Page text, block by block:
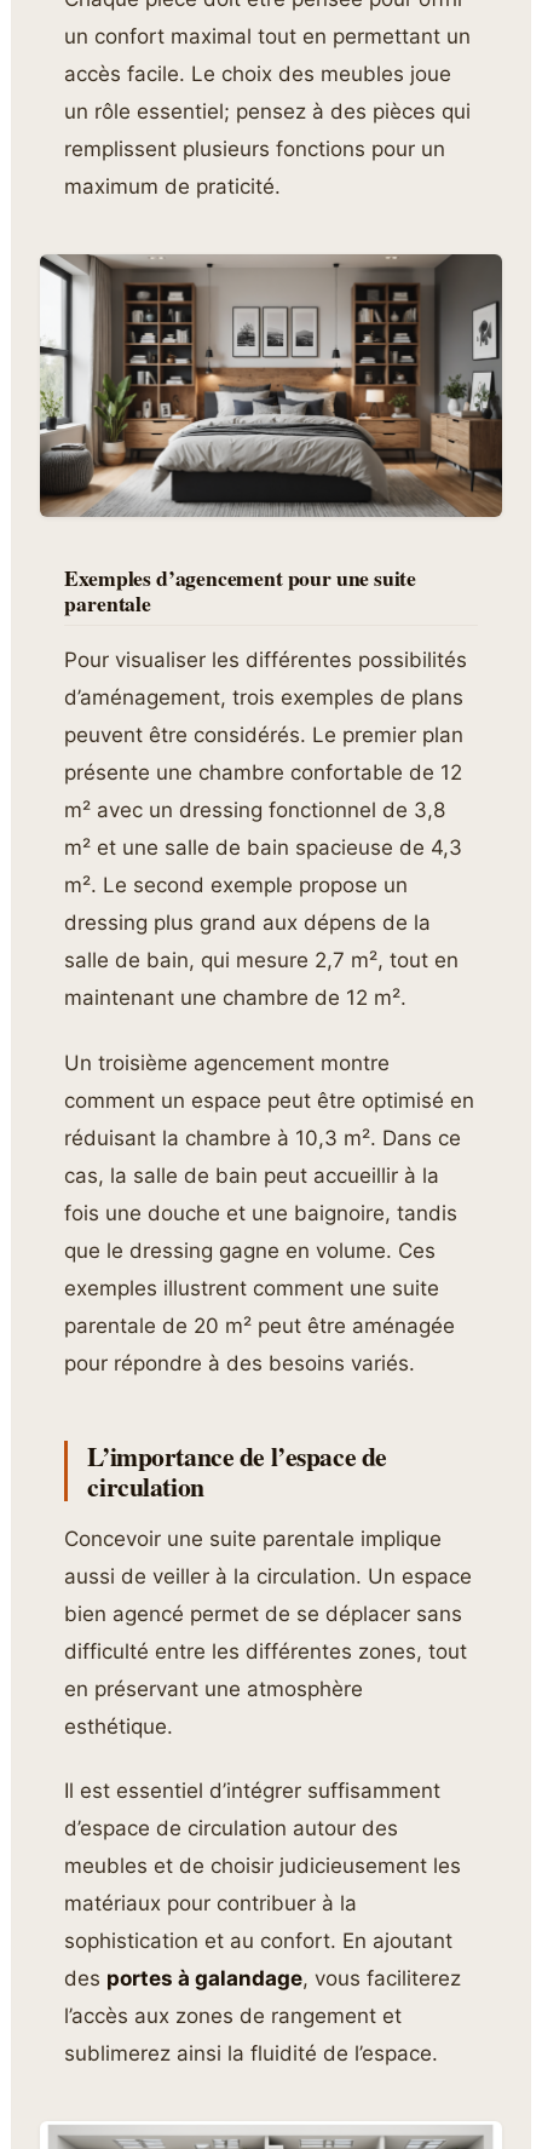
un confort maximal tout en permettant un
accès facile. Le choix des meubles joue
un rôle essentiel; pensez à des pièces qui
remplissent plusieurs fonctions pour un
maximum de praticité.
Exemples d’agencement pour une suite
parentale
Pour visualiser les différentes possibilités
d’aménagement, trois exemples de plans
peuvent être considérés. Le premier plan
présente une chambre confortable de 12
m² avec un dressing fonctionnel de 3,8
m² et une salle de bain spacieuse de 4,3
m². Le second exemple propose un
dressing plus grand aux dépens de la
salle de bain, qui mesure 2,7 m², tout en
maintenant une chambre de 12 m².
Un troisième agencement montre
comment un espace peut être optimisé en
réduisant la chambre à 10,3 m². Dans ce
cas, la salle de bain peut accueillir à la
fois une douche et une baignoire, tandis
que le dressing gagne en volume. Ces
exemples illustrent comment une suite
parentale de 20 m² peut être aménagée
pour répondre à des besoins variés.
L’importance de l’espace de
circulation
Concevoir une suite parentale implique
aussi de veiller à la circulation. Un espace
bien agencé permet de se déplacer sans
difficulté entre les différentes zones, tout
en préservant une atmosphère
esthétique.
Il est essentiel d’intégrer suffisamment
d’espace de circulation autour des
meubles et de choisir judicieusement les
matériaux pour contribuer à la
sophistication et au confort. En ajoutant
des portes à galandage, vous faciliterez
l’accès aux zones de rangement et
sublimerez ainsi la fluidité de l’espace.